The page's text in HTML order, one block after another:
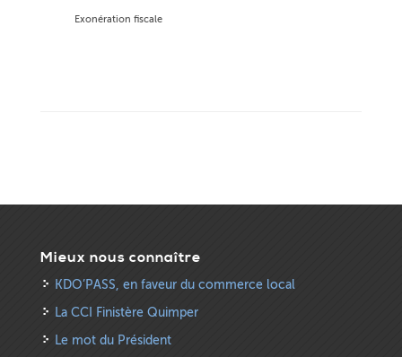
Exonération fiscale
Mieux nous connaître
KDO’PASS, en faveur du commerce local
La CCI Finistère Quimper
Le mot du Président